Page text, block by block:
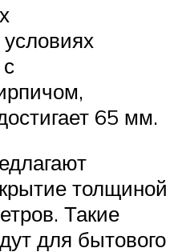
65 мм.
толщиной
Такие
для бытового